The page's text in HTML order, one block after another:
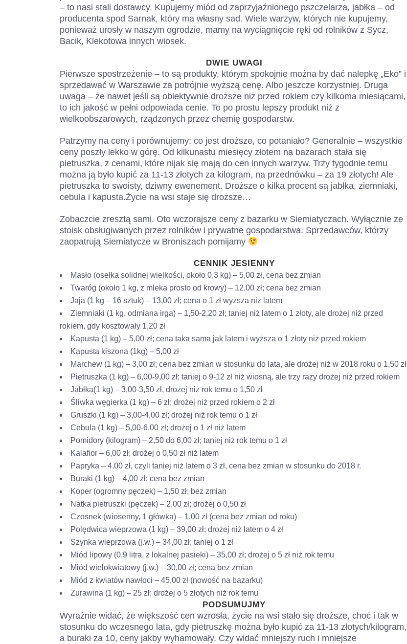
– to nasi stali dostawcy. Kupujemy miód od zaprzyjaźnionego pszczelarza, jabłka – od
producenta spod Sarnak, który ma własny sad. Wiele warzyw, których nie kupujemy,
ponieważ urosły w naszym ogrodzie, mamy na wyciągnięcie ręki od rolników z Sycz,
Bacik, Klekotowa innych wiosek.
DWIE UWAGI
Pierwsze spostrzeżenie – to są produkty, którym spokojnie można by dać nalepkę „Eko” i
sprzedawać w Warszawie za potrójnie wyższą cenę. Albo jeszcze korzystniej. Druga
uwaga – że nawet jeśli są obiektywnie droższe niż przed rokiem czy kilkoma miesiącami,
to ich jakość w pełni odpowiada cenie. To po prostu lepszy produkt niż z
wielkoobszarowych, rządzonych przez chemię gospodarstw.
Patrzymy na ceny i porównujemy: co jest droższe, co potaniało? Generalnie – wszystkie
ceny poszły lekko w górę. Od kilkunastu miesięcy złotem na bazarach stała się
pietruszka, z cenami, które nijak się mają do cen innych warzyw. Trzy tygodnie temu
można ją było kupić za 11-13 złotych za kilogram, na przednówku – za 19 złotych! Ale
pietruszka to swoisty, dziwny ewenement. Droższe o kilka procent są jabłka, ziemniaki,
cebula i kapusta.Życie na wsi staje się droższe…
Zobaczcie zresztą sami. Oto wczorajsze ceny z bazarku w Siemiatyczach. Wyłącznie ze
stoisk obsługiwanych przez rolników i prywatne gospodarstwa. Sprzedawców, którzy
zaopatrują Siemiatycze w Broniszach pomijamy
CENNIK JESIENNY
Masło (osełka solidnej wielkości, około 0,3 kg) – 5,00 zł, cena bez zmian
Twaróg (około 1 kg, z mleka prosto od krowy) – 12,00 zł; cena bez zmian
Jaja (1 kg – 16 sztuk) – 13,00 zł; cena o 1 zł wyższa niż latem
Ziemniaki (1 kg, odmiana irga) – 1,50-2,20 zł; taniej niż latem o 1 złoty, ale drożej niż przed
rokiem, gdy kosztowały 1,20 zł
Kapusta (1 kg) – 5,00 zł; cena taka sama jak latem i wyższa o 1 złoty niż przed rokiem
Kapusta kiszona (1kg) – 5,00 zł
Marchew (1 kg) – 3,00 zł; cena bez zmian w stosunku do lata, ale drożej niż w 2018 roku o 1,50 zł
Pietruszka (1 kg) – 6,00-9,00 zł; taniej o 9-12 zł niż wiosną, ale trzy razy drożej niż przed rokiem
Jabłka(1 kg) – 3,00-3,50 zł, drożej niż rok temu o 1,50 zł
Śliwka węgierka (1 kg) – 6 zł; drożej niż przed rokiem o 2 zł
Gruszki (1 kg) – 3,00-4,00 zł; drożej niż rok temu o 1 zł
Cebula (1 kg) – 5,00-6,00 zł; drożej o 1 zł niż latem
Pomidory (kilogram) – 2,50 do 6,00 zł; taniej niż rok temu o 1 zł
Kalafior – 6,00 zł; drożej o 0,50 zł niż latem
Papryka – 4,00 zł, czyli taniej niż latem o 3 zł, cena bez zmian w stosunku do 2018 r.
Buraki (1 kg) – 4,00 zł; cena bez zmian
Koper (ogromny pęczek) – 1,50 zł; bez zmian
Natka pietruszki (pęczek) – 2,00 zł; drożej o 0,50 zł
Czosnek (wiosenny, 1 główka) – 1,00 zł (cena bez zmian od roku)
Polędwica wieprzowa (1 kg) – 39,00 zł; drożej niż latem o 4 zł
Szynka wieprzowa (j.w.) – 34,00 zł; taniej o 1 zł
Miód lipowy (0,9 litra, z lokalnej pasieki) – 35,00 zł; drożej o 5 zł niż rok temu
Miód wielokwiatowy (j.w.) – 30,00 zł; cena bez zmian
Miód z kwiatów nawłoci – 45,00 zł (nowość na bazarku)
Żurawina (1 kg) – 25 zł; drożej o 5 złotych niż rok temu
PODSUMUJMY
Wyraźnie widać, że większość cen wzrosła, życie na wsi stało się droższe, choć i tak w
stosunku do wczesnego lata, gdy pietruszkę można było kupić za 11-13 złotych/kilogram,
a buraki za 10, ceny jakby wyhamowały. Czy widać mniejszy ruch i mniejsze